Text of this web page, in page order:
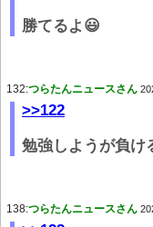
勝てるよ😃
132:つらたんニュースさん
>>122
勉強しようが負け
138:つらたんニュースさん